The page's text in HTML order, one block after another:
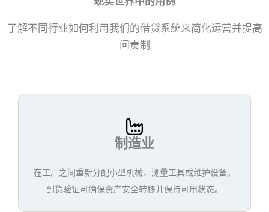
了解不同行业如何利用我们的借贷系统来简化运营并提高
问责制
制造业
在工厂之间重新分配小型机械、测量工具或维护设备。
到货验证可确保资产安全转移并保持可用状态。